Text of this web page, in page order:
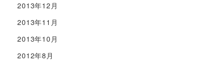
2013年12月
2013年11月
2013年10月
2012年8月